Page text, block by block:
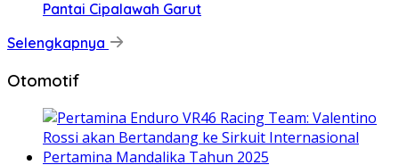
Pantai Cipalawah Garut
Selengkapnya
Otomotif